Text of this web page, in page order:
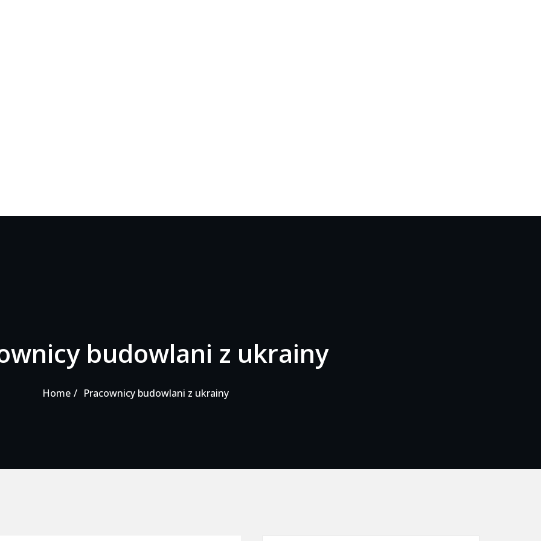
budowlani z ukrainy
Home Pracownicy budowlani z ukrainy